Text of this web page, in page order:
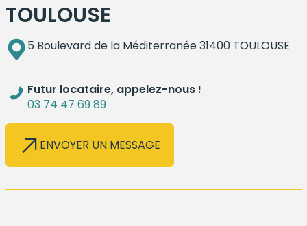
TOULOUSE
5 Boulevard de la Méditerranée 31400 TOULOUSE
Futur locataire, appelez-nous !
03 74 47 69 89
ENVOYER UN MESSAGE